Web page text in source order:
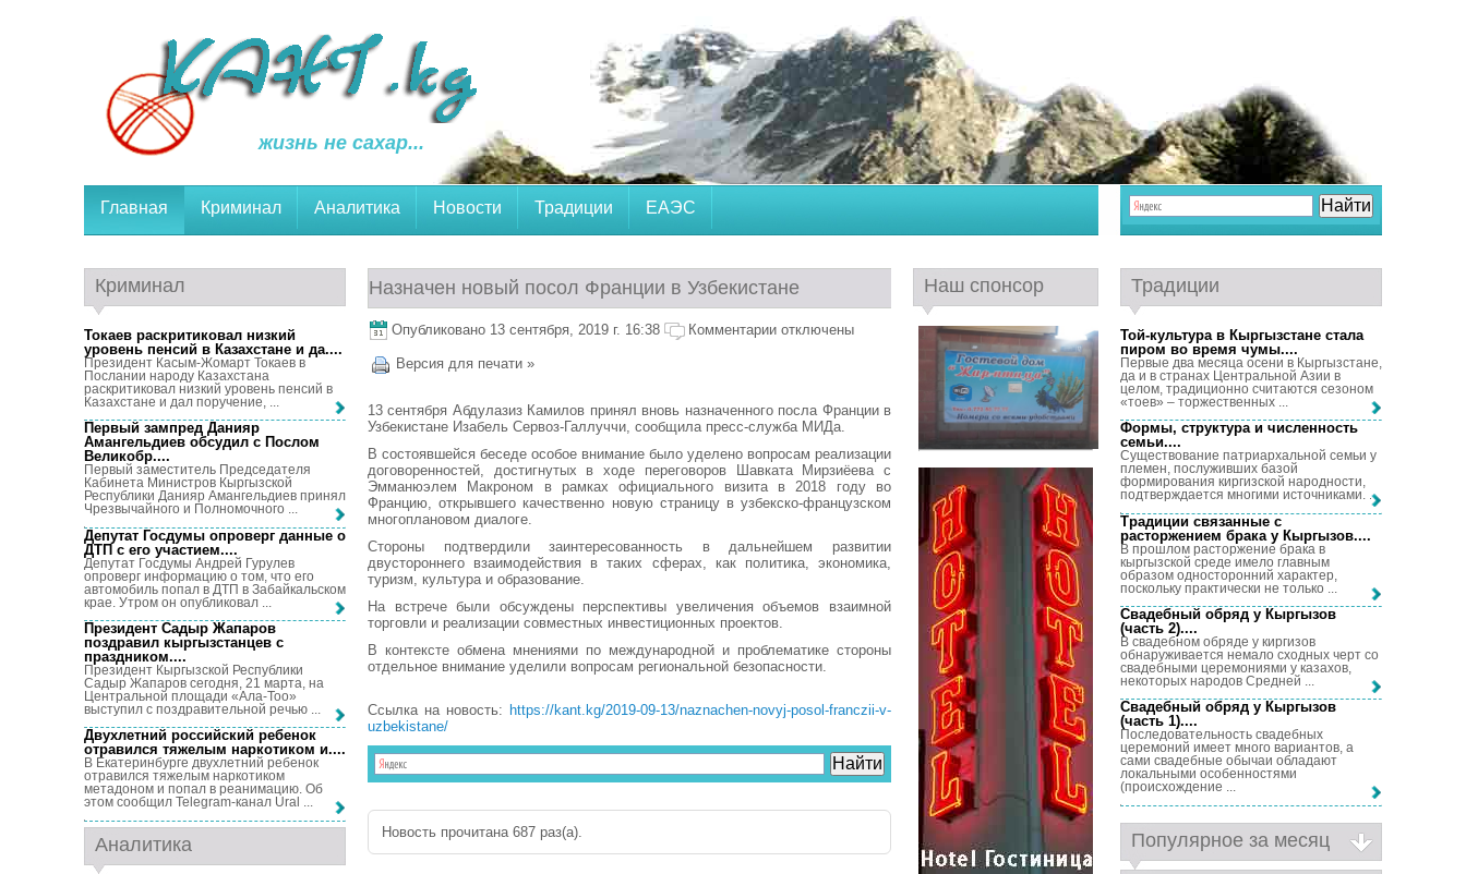
жизнь не сахар...
Главная Криминал Аналитика Новости Традиции ЕАЭС
Назначен новый посол Франции в Узбекистане
Опубликовано 13 сентября, 2019 г. 16:38 Комментарии отключены
Версия для печати »
13 сентября Абдулазиз Камилов принял вновь назначенного посла Франции в
Узбекистане Изабель Сервоз-Галлуччи, сообщила пресс-служба МИДа.
В состоявшейся беседе особое внимание было уделено вопросам реализации
договоренностей, достигнутых в ходе переговоров Шавката Мирзиёева с
Эмманюэлем Макроном в рамках официального визита в 2018 году во
Францию, открывшего качественно новую страницу в узбекско-французском
многоплановом диалоге.
Стороны подтвердили заинтересованность в дальнейшем развитии
двустороннего взаимодействия в таких сферах, как политика, экономика,
туризм, культура и образование.
На встрече были обсуждены перспективы увеличения объемов взаимной
торговли и реализации совместных инвестиционных проектов.
В контексте обмена мнениями по международной и проблематике стороны
отдельное внимание уделили вопросам региональной безопасности.
Ссылка на новость: https://kant.kg/2019-09-13/naznachen-novyj-posol-franczii-v-
uzbekistane/
Новость прочитана 687 раз(a).
Криминал
Токаев раскритиковал низкий
уровень пенсий в Казахстане и да....
Президент Касым-Жомарт Токаев в
Послании народу Казахстана
раскритиковал низкий уровень пенсий в
Казахстане и дал поручение, ...
Первый зампред Данияр
Амангельдиев обсудил с Послом
Великобр....
Первый заместитель Председателя
Кабинета Министров Кыргызской
Республики Данияр Амангельдиев принял
Чрезвычайного и Полномочного ...
Депутат Госдумы опроверг данные о
ДТП с его участием....
Депутат Госдумы Андрей Гурулев
опроверг информацию о том, что его
автомобиль попал в ДТП в Забайкальском
крае. Утром он опубликовал ...
Президент Садыр Жапаров
поздравил кыргызстанцев с
праздником....
Президент Кыргызской Республики
Садыр Жапаров сегодня, 21 марта, на
Центральной площади «Ала-Тоо»
выступил с поздравительной речью ...
Двухлетний российский ребенок
отравился тяжелым наркотиком и....
В Екатеринбурге двухлетний ребенок
отравился тяжелым наркотиком
метадоном и попал в реанимацию. Об
этом сообщил Telegram-канал Ural ...
Аналитика
Наш спонсор Традиции
Той-культура в Кыргызстане стала
пиром во время чумы....
Первые два месяца осени в Кыргызстане,
да и в странах Центральной Азии в
целом, традиционно считаются сезоном
«тоев» – торжественных ...
Формы, структура и численность
семьи....
Существование патриархальной семьи у
племен, послуживших базой
формирования киргизской народности,
подтверждается многими источниками. ...
Традиции связанные с
расторжением брака у Кыргызов....
В прошлом расторжение брака в
кыргызской среде имело главным
образом односторонний характер,
поскольку практически не только ...
Свадебный обряд у Кыргызов
(часть 2)....
В свадебном обряде у киргизов
обнаруживается немало сходных черт со
свадебными церемониями у казахов,
некоторых народов Средней ...
Свадебный обряд у Кыргызов
(часть 1)....
Последовательность свадебных
церемоний имеет много вариантов, а
сами свадебные обычаи обладают
локальными особенностями
(происхождение ...
Популярное за месяц